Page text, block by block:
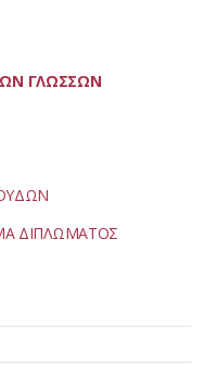
ΓΛΩΣΣΩΝ
ΔΙΠΛΩΜΑΤΟΣ